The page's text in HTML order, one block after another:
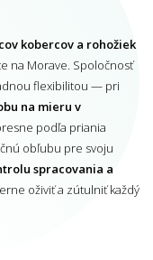
kobercov a rohožiek
na Morave. Spoločnosť
flexibilitou — pri
na mieru v
podľa priania
obľubu pre svoju
spracovania a
oživiť a zútulniť každý